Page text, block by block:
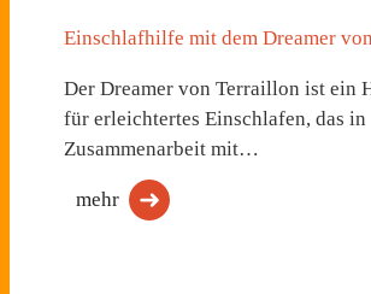
Einschlafhilfe mit dem Dreamer
Der Dreamer von Terraillon ist ein
für erleichtertes Einschlafen, das in
Zusammenarbeit mit…
mehr